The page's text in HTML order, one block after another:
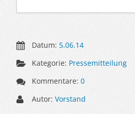
Datum: 5.06.14
Kategorie: Pressemitteilung
Kommentare:0
Autor:Vorstand